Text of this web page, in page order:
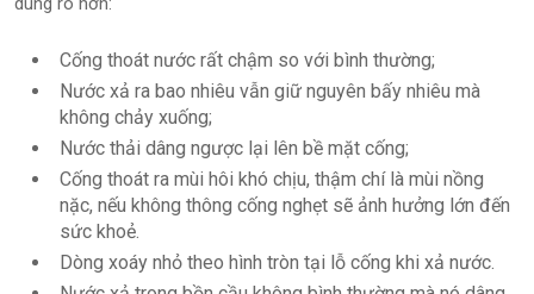
Cống thoát nước rất chậm so với bình thường;
Nước xả ra bao nhiêu vẫn giữ nguyên bấy nhiêu mà
không chảy xuống;
Nước thải dâng ngược lại lên bề mặt cống;
Cống thoát ra mùi hôi khó chịu, thậm chí là mùi nồng
nặc, nếu không thông cống nghẹt sẽ ảnh hưởng lớn đến
sức khoẻ.
Dòng xoáy nhỏ theo hình tròn tại lỗ cống khi xả nước.